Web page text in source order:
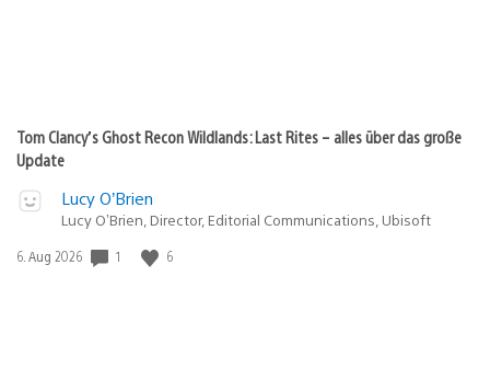
Tom Clancy’s Ghost Recon Wildlands: Last Rites – alles über das große
Update
Lucy O’Brien
Lucy O’Brien, Director, Editorial Communications, Ubisoft
Veröffentlichungsdatum:
6. Aug 2026 1 6